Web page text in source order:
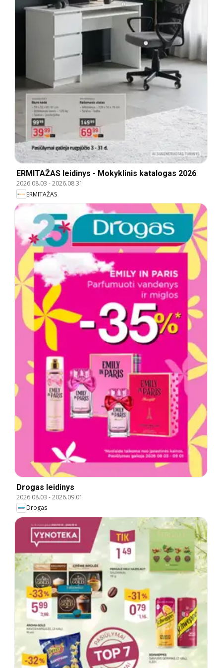
ERMITAŽAS leidinys - Mokyklinis katalogas 2026
2026.08.03 -2026.08.31
ERMITAŽAS
Drogas leidinys
2026.08.03 -2026.09.01
Drogas